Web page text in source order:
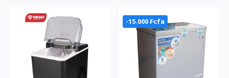
Economie D'Energie -
-15.000 Fcfa